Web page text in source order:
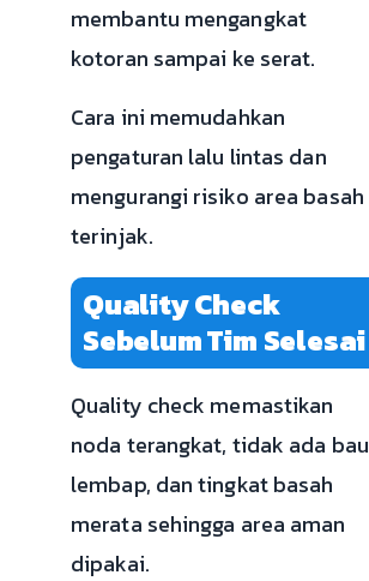
membantu mengangkat
kotoran sampai ke serat.
Cara ini memudahkan
pengaturan lalu lintas dan
mengurangi risiko area basah
terinjak.
Quality Check
Sebelum Tim Selesai
Quality check memastikan
noda terangkat, tidak ada bau
lembap, dan tingkat basah
merata sehingga area aman
dipakai.